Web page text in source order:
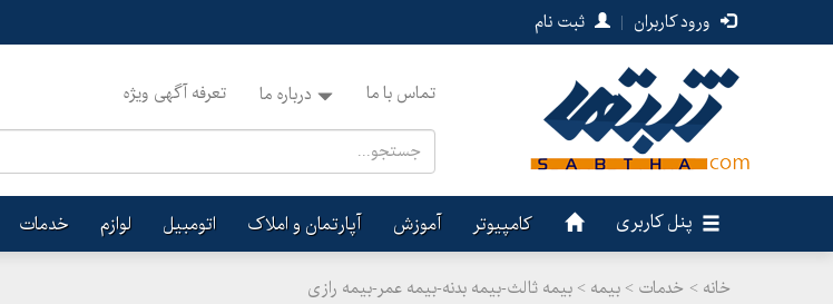
ورود کاربران | ثبت نام
تماس با ما درباره ما تعرفه آگهی ویژه
پنل کاربری کامپیوتر آموزش آپارتمان و املاک اتومبیل لوازم خدمات
خانه > خدمات > بیمه > بیمه ثالث-بیمه بدنه-بیمه عمر-بیمه رازی